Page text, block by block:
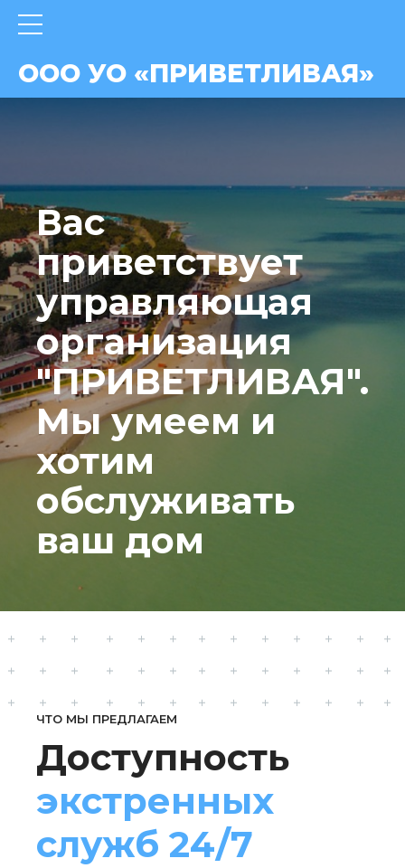
ООО УО «ПРИВЕТЛИВАЯ»
Вас
приветствует
управляющая
организация
"ПРИВЕТЛИВАЯ".
Мы умеем и
хотим
обслуживать
ваш дом
ЧТО МЫ ПРЕДЛАГАЕМ
Доступность
экстренных
служб 24/7